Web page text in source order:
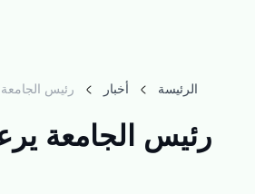
الرئيسة أخبار رئيس
رئيس الجامعة